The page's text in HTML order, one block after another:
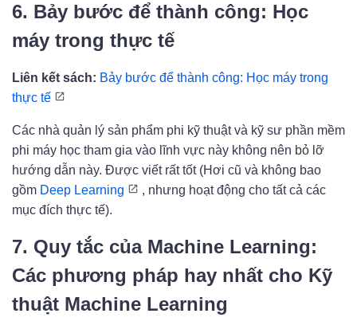
6. Bảy bước để thành công: Học
máy trong thực tế
Liên kết sách: Bảy bước để thành công: Học máy trong
thực tế
Các nhà quản lý sản phẩm phi kỹ thuật và kỹ sư phần mềm
phi máy học tham gia vào lĩnh vực này không nên bỏ lỡ
hướng dẫn này. Được viết rất tốt (Hơi cũ và không bao
gồm Deep Learning
, nhưng hoạt động cho tất cả các
mục đích thực tế).
7. Quy tắc của Machine Learning:
Các phương pháp hay nhất cho Kỹ
thuật Machine Learning